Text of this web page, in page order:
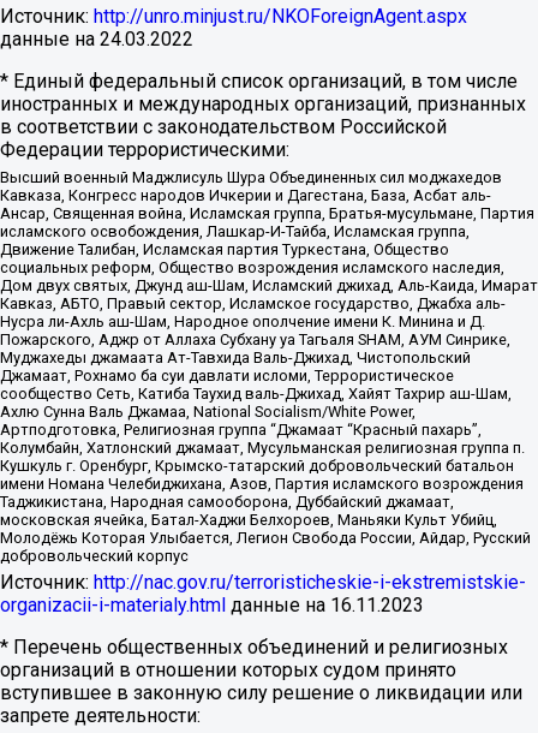
Источник: http://unro.minjust.ru/NKOForeignAgent.aspx
данные на 24.03.2022
* Единый федеральный список организаций, в том числе
иностранных и международных организаций, признанных
в соответствии с законодательством Российской
Федерации террористическими:
Высший военный Маджлисуль Шура Объединенных сил моджахедов
Кавказа, Конгресс народов Ичкерии и Дагестана, База, Асбат аль-
Ансар, Священная война, Исламская группа, Братья-мусульмане, Партия
исламского освобождения, Лашкар-И-Тайба, Исламская группа,
Движение Талибан, Исламская партия Туркестана, Общество
социальных реформ, Общество возрождения исламского наследия,
Дом двух святых, Джунд аш-Шам, Исламский джихад, Аль-Каида, Имарат
Кавказ, АБТО, Правый сектор, Исламское государство, Джабха аль-
Нусра ли-Ахль аш-Шам, Народное ополчение имени К. Минина и Д.
Пожарского, Аджр от Аллаха Субхану уа Тагьаля SHAM, АУМ Синрике,
Муджахеды джамаата Ат-Тавхида Валь-Джихад, Чистопольский
Джамаат, Рохнамо ба суи давлати исломи, Террористическое
сообщество Сеть, Катиба Таухид валь-Джихад, Хайят Тахрир аш-Шам,
Ахлю Сунна Валь Джамаа, National Socialism/White Power,
Артподготовка, Религиозная группа “Джамаат “Красный пахарь”,
Колумбайн, Хатлонский джамаат, Мусульманская религиозная группа п.
Кушкуль г. Оренбург, Крымско-татарский добровольческий батальон
имени Номана Челебиджихана, Азов, Партия исламского возрождения
Таджикистана, Народная самооборона, Дуббайский джамаат,
московская ячейка, Батал-Хаджи Белхороев, Маньяки Культ Убийц,
Молодёжь Которая Улыбается, Легион Свобода России, Айдар, Русский
добровольческий корпус
Источник: http://nac.gov.ru/terroristicheskie-i-ekstremistskie-
organizacii-i-materialy.html данные на 16.11.2023
* Перечень общественных объединений и религиозных
организаций в отношении которых судом принято
вступившее в законную силу решение о ликвидации или
запрете деятельности: